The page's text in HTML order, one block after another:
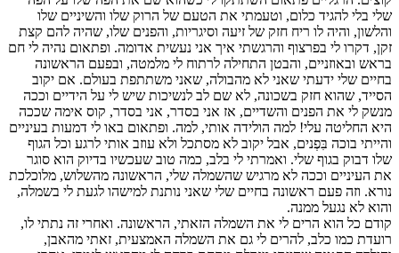
שלי בלי להגיד כלום, וטעמתי את הטעם של הרוק שלו והשיניים שלו
והלשון, והיה לו ריח חזק של זיעה וסיגריות, והפנים שלו, שהיה להם קצת
זקן, דקרו לי בפרצוף והרגשתי איך אני נעשית אדומה. ופתאום נהיה לי חם
בראש ובאוזניים, והבטן התחילה לרתוח לי מלמטה, ובפעם הראשונה
בחיים שלי ידעתי שאני לא מהבולה, שאני משתתפת בעולם. אם יקוב
הסייד, שהוא חזק בשכונה, לא שם לב לנשיכות שיש לי על הידיים וככה
מנשק לי את הפנים והשדיים, אז אני בסדר, אני בסדר, קוס אימה שככה
היא החליטה עלי! למה הולידה אותי, למה. ופתאום באו לי דמעות בעיניים
והייתי בוכה בִּפְנים, אבל יקוב לא מסתכל ולא עוזב אותי לרגע וכל הגוף
שלו דבוק בגוף שלי. ואמרתי לי בלב, כמה טוב שעכשיו בדיוק הוא סוגר
את העיניים וככה לא מרגיש שהשמלה שלי, הראשונה מהשלוש, מלוכלכת
נורא. וזה פעם ראשונה בחיים שלי שאני נותנת למישהו לגעת לי בשמלה,
והוא לא נגעל ממנה.
קודם כל הוא הרים לי את השמלה הזאתי, הראשונה. ואחרי זה נתתי לו,
רועדת כמו כלב, להרים לי גם את השמלה האמצעית, זאתי מהאבן,